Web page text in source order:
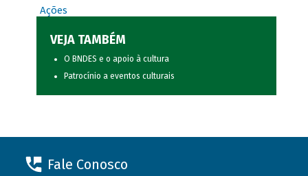
Ações
VEJA TAMBÉM
O BNDES e o apoio à cultura
Patrocínio a eventos culturais
Fale Conosco